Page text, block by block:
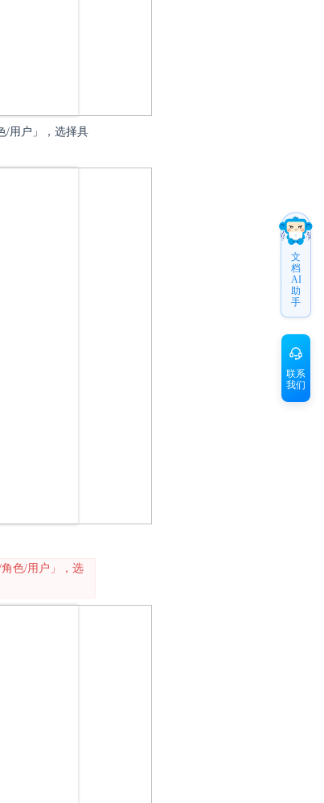
/用户」，选择具
色/用户」，选
文
档
AI
助
手
联系
我们